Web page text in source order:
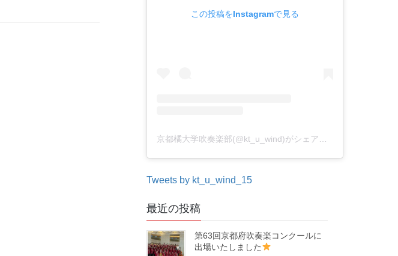
この投稿をInstagramで見る
Tweets by kt_u_wind_15
最近の投稿
第63回京都府吹奏楽コンクールに
出場いたしました